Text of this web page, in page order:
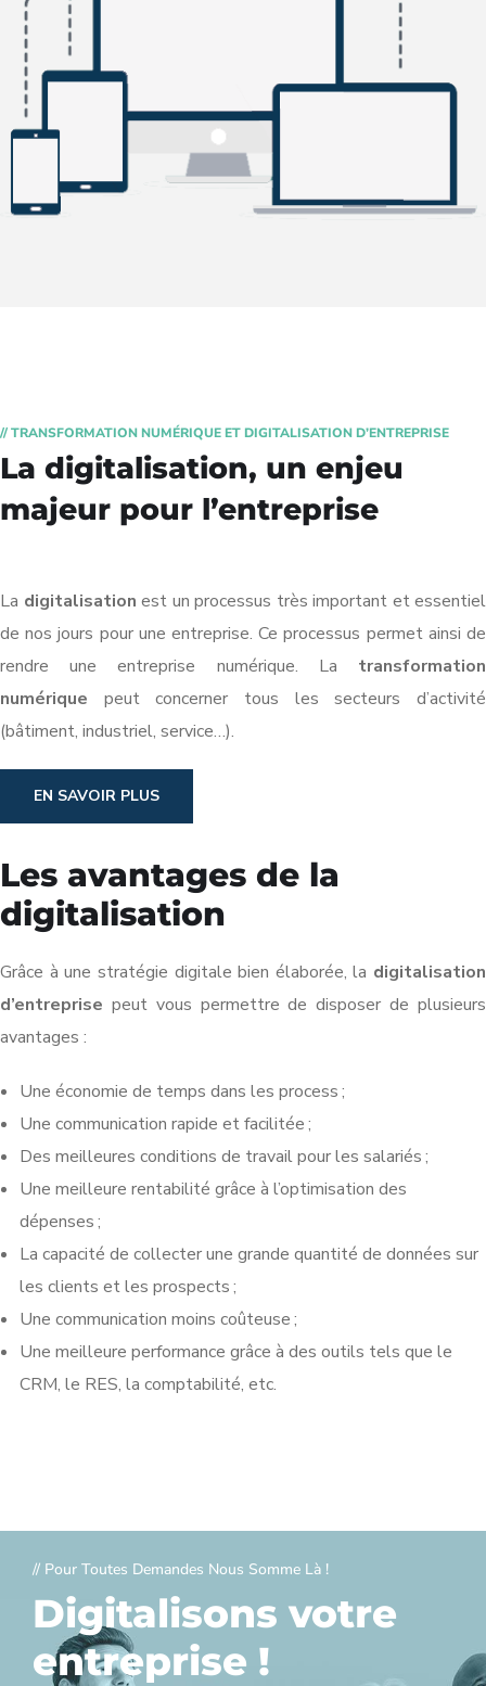
// TRANSFORMATION NUMÉRIQUE ET DIGITALISATION D’ENTREPRISE
La digitalisation, un enjeu
majeur pour l’entreprise
La digitalisation est un processus très important et essentiel
de nos jours pour une entreprise. Ce processus permet ainsi de
rendre une entreprise numérique. La transformation
numérique peut concerner tous les secteurs d’activité
(bâtiment, industriel, service…).
EN SAVOIR PLUS
Les avantages de la
digitalisation
Grâce à une stratégie digitale bien élaborée, la digitalisation
d’entreprise peut vous permettre de disposer de plusieurs
avantages :
Une économie de temps dans les process ;
Une communication rapide et facilitée ;
Des meilleures conditions de travail pour les salariés ;
Une meilleure rentabilité grâce à l’optimisation des
dépenses ;
La capacité de collecter une grande quantité de données sur
les clients et les prospects ;
Une communication moins coûteuse ;
Une meilleure performance grâce à des outils tels que le
CRM, le RES, la comptabilité, etc.
// Pour Toutes Demandes Nous Somme Là !
Digitalisons votre
entreprise !